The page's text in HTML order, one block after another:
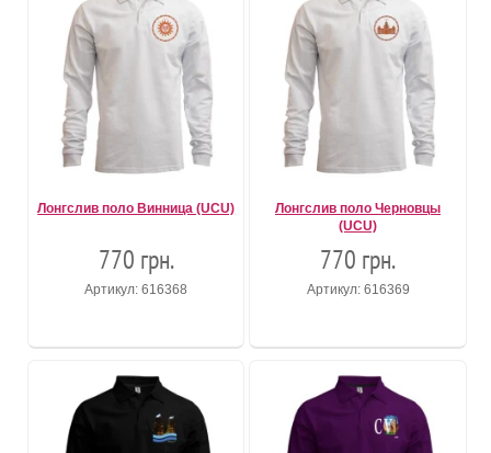
Лонгслив поло Винница (UCU)
770 грн.
Артикул: 616368
Лонгслив поло Черновцы
(UCU)
770 грн.
Артикул: 616369